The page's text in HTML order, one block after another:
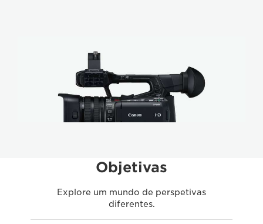
Objetivas
Explore um mundo de perspetivas
diferentes.